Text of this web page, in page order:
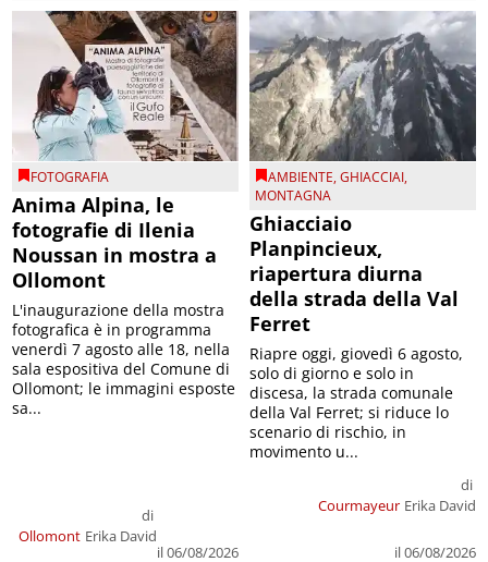
FOTOGRAFIA
Anima Alpina, le
fotografie di Ilenia
Noussan in mostra a
Ollomont
Ollomont
di
Erika David
il 06/08/2026
L'inaugurazione della mostra
fotografica è in programma
venerdì 7 agosto alle 18, nella
sala espositiva del Comune di
Ollomont; le immagini esposte
sa...
AMBIENTE,GHIACCIAI,
MONTAGNA
Ghiacciaio
Planpincieux,
riapertura diurna
della strada della Val
Ferret
Courmayeur
di
Erika David
il 06/08/2026
Riapre oggi, giovedì 6 agosto,
solo di giorno e solo in
discesa, la strada comunale
della Val Ferret; si riduce lo
scenario di rischio, in
movimento u...